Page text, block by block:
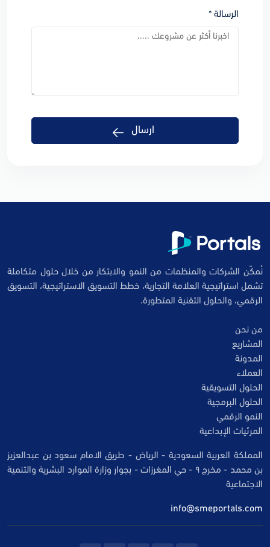
الرسالة *
ارسال
نُمكّن الشركات والمنظمات من النمو والابتكار من خلال حلول متكاملة
تشمل استراتيجية العلامة التجارية، خطط التسويق الاستراتيجية، التسويق
الرقمي، والحلول التقنية المتطورة.
من نحن
المشاريع
المدونة
العملاء
الحلول التسويقية
الحلول البرمجية
النمو الرقمي
المرئيات الإبداعية
المملكة العربية السعودية - الرياض - طريق الامام سعود بن عبدالعزيز
بن محمد - مخرج ٩ - حي المغرزات - بجوار وزارة الموارد البشرية والتنمية
الاجتماعية
info@smeportals.com